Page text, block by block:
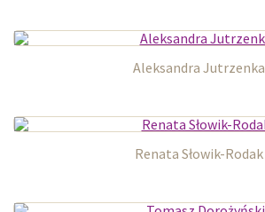
Aleksandra Jutrzenka
Renata Słowik-Rodak